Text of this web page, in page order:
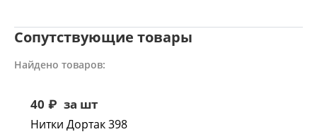
Сопутствующие товары
Найдено товаров:
40 ₽ за шт
Нитки Дортак 398